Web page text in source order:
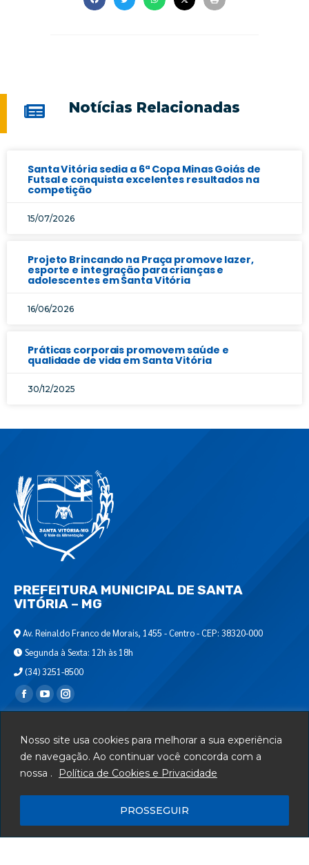
Nosso site usa cookies para melhorar a sua experiência
de navegação. Ao continuar você concorda com a
nossa .
Política de Cookies e Privacidade
PROSSEGUIR
Notícias Relacionadas
Santa Vitória sedia a 6ª Copa Minas Goiás de
Futsal e conquista excelentes resultados na
competição
15/07/2026
Projeto Brincando na Praça promove lazer,
esporte e integração para crianças e
adolescentes em Santa Vitória
16/06/2026
Práticas corporais promovem saúde e
qualidade de vida em Santa Vitória
30/12/2025
PREFEITURA MUNICIPAL DE SANTA
VITÓRIA – MG
Av. Reinaldo Franco de Morais, 1455 - Centro - CEP: 38320-000
Segunda à Sexta: 12h às 18h
(34) 3251-8500
Encontre-nos em:
Departamento de T.I.
Serviços
Mapa do Site